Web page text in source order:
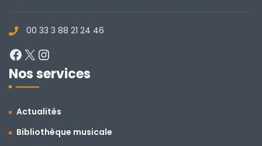
00 33 3 88 21 24 46
Facebook
X
Nos services
Actualités
Bibliothèque musicale